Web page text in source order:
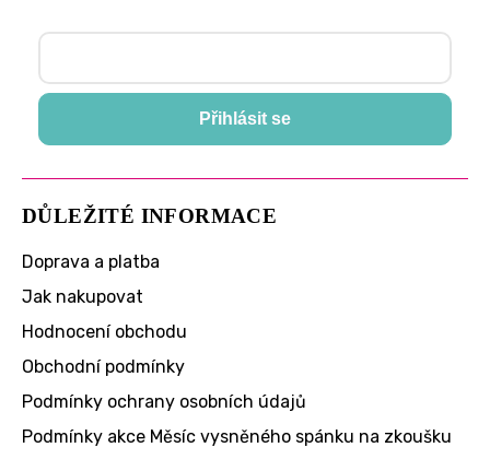
DŮLEŽITÉ INFORMACE
Doprava a platba
Jak nakupovat
Hodnocení obchodu
Obchodní podmínky
Podmínky ochrany osobních údajů
Podmínky akce Měsíc vysněného spánku na zkoušku
Přihlásit se